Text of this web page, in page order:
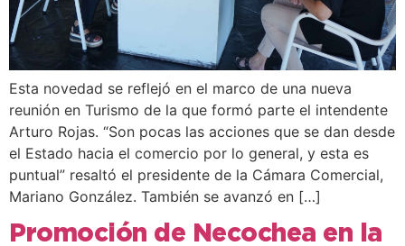
Esta novedad se reflejó en el marco de una nueva
reunión en Turismo de la que formó parte el intendente
Arturo Rojas. “Son pocas las acciones que se dan desde
el Estado hacia el comercio por lo general, y esta es
puntual” resaltó el presidente de la Cámara Comercial,
Mariano González. También se avanzó en […]
Promoción de Necochea en la